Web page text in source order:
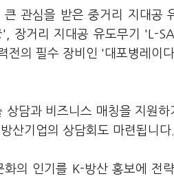
관심을 받은 중거리 지대
장거리 지대공 유도무기 'L-
전의 필수 장비인 '대포병레이
상담과 비즈니스 매칭을 지원
산기업의 상담회도 마련됩니다.
의 인기를 K-방산 홍보에 전